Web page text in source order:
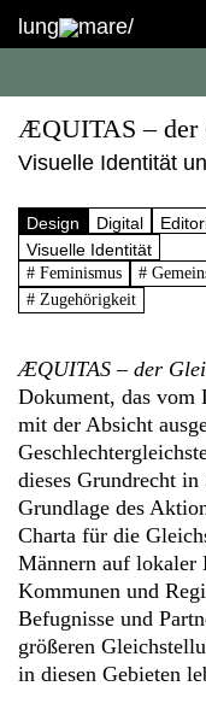
lung mare/
ÆQUITAS – der
Visuelle Identität
Design Digital
Visuelle Identität
# Feminismus #
# Zugehörigkeit
ÆQUITAS – der
Dokument, das vom
mit der Absicht
dieses Grundrecht
Grundlage des
Charta für die
Männern auf lokaler
Kommunen und
Befugnisse und
größeren
in diesen Gebieten